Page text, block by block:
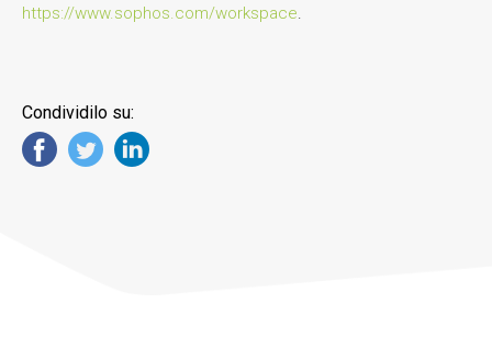
https://www.sophos.com/workspace.
Condividilo su: